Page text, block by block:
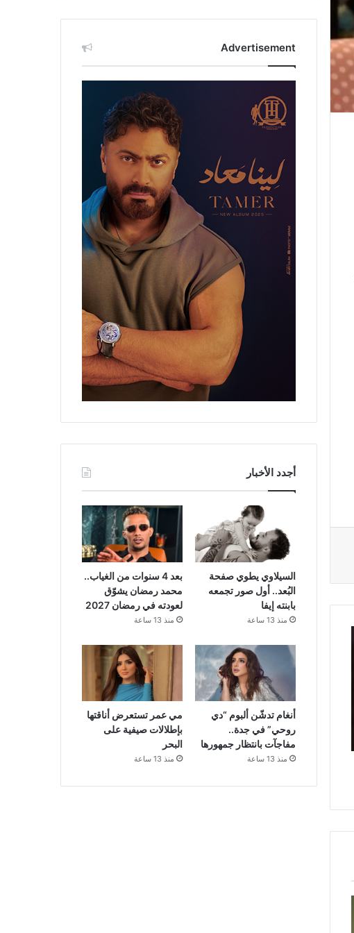
Advertisement
أجدد الأخبار
السيلاوي يطوي صفحة
البُعد.. أول صور تجمعه
بابنته إيفا
منذ 13 ساعة
بعد 4 سنوات من الغياب..
محمد رمضان يشوّق
لعودته في رمضان 2027
منذ 13 ساعة
أنغام تدشّن ألبوم “دي
روحي” في جدة..
مفاجآت بانتظار جمهورها
منذ 13 ساعة
مي عمر تستعرض أناقتها
بإطلالات صيفية على
البحر
منذ 13 ساعة